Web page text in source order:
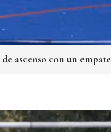
ascenso con un empate